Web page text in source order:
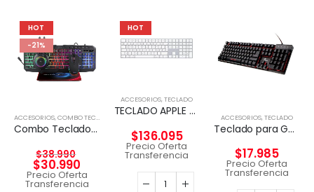
HOT
-21%
ACCESORIOS,COMBO TECLADO Y MOUSE
Combo Teclado y Mouse Kit gamer 4 en 1 Taranis Pro
$38.990
$30.990
Precio Oferta
Transferencia
HOT
ACCESORIOS,TECLADO
TECLADO APPLE MAGIC KEYBOARD CON TECLADO NUMERICO
$136.095
Precio Oferta
Transferencia
ACCESORIOS,TECLADO
Teclado para Gaming Xtech XTK-520S – Tri-color
$17.985
Precio Oferta
Transferencia